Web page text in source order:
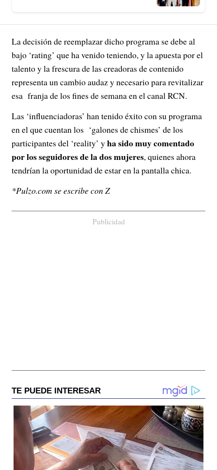
La decisión de reemplazar dicho programa se debe al
bajo ‘rating’ que ha venido teniendo, y la apuesta por el
talento y la frescura de las creadoras de contenido
representa un cambio audaz y necesario para revitalizar
esa franja de los fines de semana en el canal RCN.
Las ‘influenciadoras’ han tenido éxito con su programa
en el que cuentan los ‘galones de chismes’ de los
participantes del ‘reality’ yha sido muy comentado
por los seguidores de la dos mujeres, quienes ahora
tendrían la oportunidad de estar en la pantalla chica.
*Pulzo.com se escribe con Z
Publicidad